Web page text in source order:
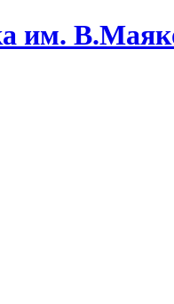
им.